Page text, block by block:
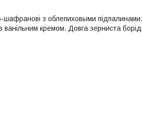
з облепиховыми
кремом. Довга зерниста